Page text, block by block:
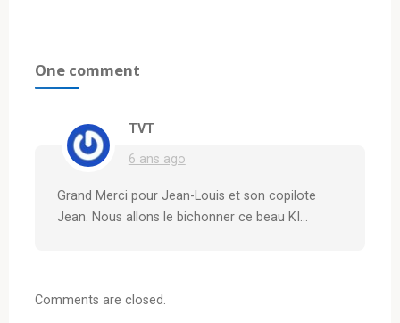
One comment
TVT
6 ans ago
Grand Merci pour Jean-Louis et son copilote
Jean. Nous allons le bichonner ce beau KI…
Comments are closed.